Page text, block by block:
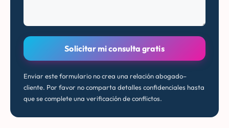
Solicitar mi consulta gratis
Enviar este formulario no crea una relación abogado–
cliente. Por favor no comparta detalles confidenciales hasta
que se complete una verificación de conflictos.